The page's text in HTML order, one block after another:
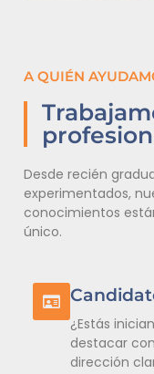
A QUIÉN
Desde recién
experimentados,
conocimientos
único.
¿Estás
destacar
dirección